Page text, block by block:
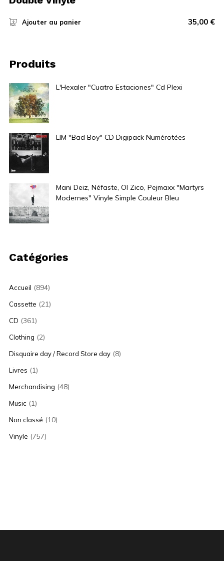
Ajouter au panier 35,00 €
Produits
L'Hexaler "Cuatro Estaciones" Cd Plexi
LIM "Bad Boy" CD Digipack Numérotées
Mani Deiz, Néfaste, Ol Zico, Pejmaxx "Martyrs
Modernes" Vinyle Simple Couleur Bleu
Catégories
Accueil (894)
Cassette (21)
CD (361)
Clothing (2)
Disquaire day / Record Store day (8)
Livres (1)
Merchandising (48)
Music (1)
Non classé (10)
Vinyle (757)